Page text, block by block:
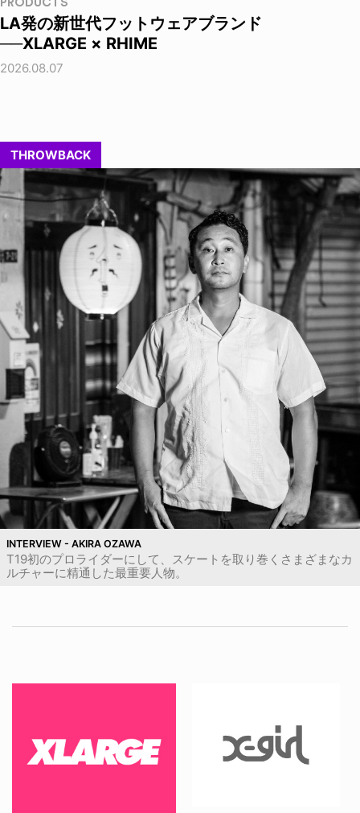
PRODUCTS
LA発の新世代フットウェアブランド
──XLARGE × RHIME
2026.08.07
THROWBACK
INTERVIEW - AKIRA OZAWA
T19初のプロライダーにして、スケートを取り巻くさまざまなカ
ルチャーに精通した最重要人物。